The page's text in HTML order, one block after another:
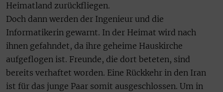
Heimatland zurückfliegen.
Doch dann werden der Ingenieur und die
Informatikerin gewarnt. In der Heimat wird nach
ihnen gefahndet, da ihre geheime Hauskirche
aufgeflogen ist. Freunde, die dort beteten, sind
bereits verhaftet worden. Eine Rückkehr in den Iran
ist für das junge Paar somit ausgeschlossen. Um in